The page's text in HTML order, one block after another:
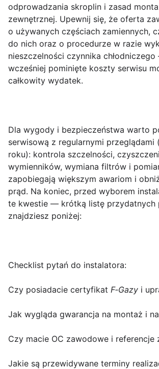
odprowadzania skroplin i zasad
zewnętrznej. Upewnij się, że oferta
o używanych częściach zamiennych,
do nich oraz o procedurze w razie
nieszczelności czynnika
wcześniej pominięte koszty serwisu
całkowity wydatek.
Dla wygody i bezpieczeństwa warto
serwisową z regularnymi przeglądami
roku): kontrola szczelności,
wymienników, wymiana filtrów i
zapobiegają większym awariom i
prąd. Na koniec, przed wyborem
te kwestie — krótką listę przydatnych
znajdziesz poniżej:
Checklist pytań do instalatora:
Czy posiadacie certyfikat F‑Gazy i
Jak wygląda gwarancja na montaż i
Czy macie OC zawodowe i referencje
Jakie są przewidywane terminy